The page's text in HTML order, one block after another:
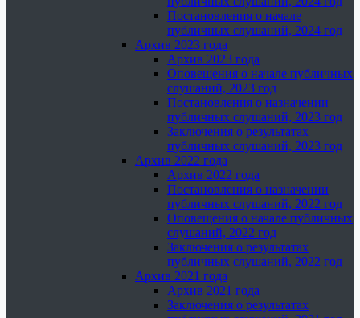
Постановления о начале
публичных слушаний, 2024 год
Архив 2023 года
Архив 2023 года
Оповещения о начале публичных
слушаний, 2023 год
Постановления о назначении
публичных слушаний, 2023 год
Заключения о результатах
публичных слушаний, 2023 год
Архив 2022 года
Архив 2022 года
Постановления о назначении
публичных слушаний, 2022 год
Оповещения о начале публичных
слушаний, 2022 год
Заключения о результатах
публичных слушаний, 2022 год
Архив 2021 года
Архив 2021 года
Заключения о результатах